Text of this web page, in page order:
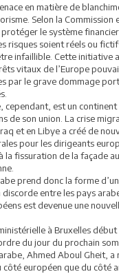
en matière de
Selon la Commission
le système financier
risques soient réels ou
infaillible. Cette initiative
vitaux de l’Europe
par le grave dommage
cependant, est un
de son union. La crise
et en Libye a créé de
pour les dirigeants
la fissuration de la façade
prend donc la forme
discorde entre les pays
est devenue une
à Bruxelles
du jour du prochain
Ahmed Aboul Gheit,
européen que du côté